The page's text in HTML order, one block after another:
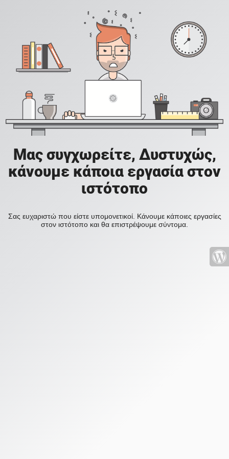
Μας συγχωρείτε, Δυστυχώς,
κάνουμε κάποια εργασία στον
ιστότοπο
Σας ευχαριστώ που είστε υπομονετικοί. Κάνουμε κάποιες εργασίες
στον ιστότοπο και θα επιστρέψουμε σύντομα.